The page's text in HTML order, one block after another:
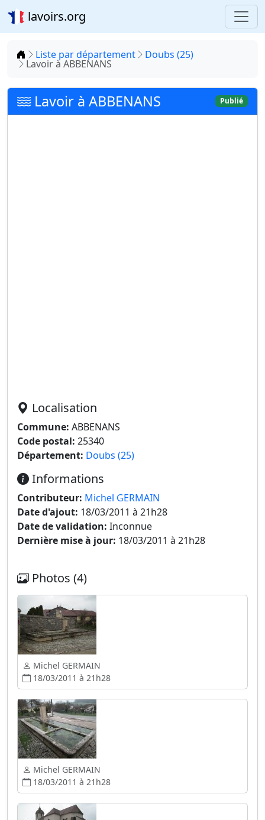
lavoirs.org
Accueil
Liste par département Doubs (25)
Lavoir à ABBENANS
Lavoir à ABBENANS Publié
Localisation
Commune: ABBENANS
Code postal: 25340
Département: Doubs (25)
Informations
Contributeur: Michel GERMAIN
Date d'ajout: 18/03/2011 à 21h28
Date de validation: Inconnue
Dernière mise à jour: 18/03/2011 à 21h28
Photos (4)
Michel GERMAIN
18/03/2011 à 21h28
Michel GERMAIN
18/03/2011 à 21h28